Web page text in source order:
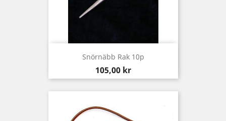
Snörnäbb Rak 10p
Pris
105,00 kr